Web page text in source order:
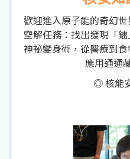
歡迎進入原子能的奇幻
空解任務：找出發現「
神祕變身術，從醫療到
應用通通
◎ 核能